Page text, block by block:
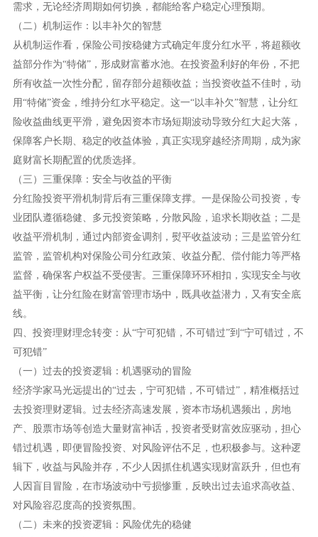
需求，无论经济周期如何切换，都能给客户稳定心理预期。
（二）机制运作：以丰补欠的智慧
从机制运作看，保险公司按稳健方式确定年度分红水平，将超额收
益部分作为“特储”，形成财富蓄水池。在投资盈利好的年份，不把
所有收益一次性分配，留存部分超额收益；当投资收益不佳时，动
用“特储”资金，维持分红水平稳定。这一“以丰补欠”智慧，让分红
险收益曲线更平滑，避免因资本市场短期波动导致分红大起大落，
保障客户长期、稳定的收益体验，真正实现穿越经济周期，成为家
庭财富长期配置的优质选择。
（三）三重保障：安全与收益的平衡
分红险投资平滑机制背后有三重保障支撑。一是保险公司投资，专
业团队遵循稳健、多元投资策略，分散风险，追求长期收益；二是
收益平滑机制，通过内部资金调剂，熨平收益波动；三是监管分红
监管，监管机构对保险公司分红政策、收益分配、偿付能力等严格
监督，确保客户权益不受侵害。三重保障环环相扣，实现安全与收
益平衡，让分红险在财富管理市场中，既具收益潜力，又有安全底
线。
四、投资理财理念转变：从“宁可犯错，不可错过”到“宁可错过，不
可犯错”
（一）过去的投资逻辑：机遇驱动的冒险
经济学家马光远提出的“过去，宁可犯错，不可错过”，精准概括过
去投资理财逻辑。过去经济高速发展，资本市场机遇频出，房地
产、股票市场等创造大量财富神话，投资者受财富效应驱动，担心
错过机遇，即便冒险投资、对风险评估不足，也积极参与。这种逻
辑下，收益与风险并存，不少人因抓住机遇实现财富跃升，但也有
人因盲目冒险，在市场波动中亏损惨重，反映出过去追求高收益、
对风险容忍度高的投资氛围。
（二）未来的投资逻辑：风险优先的稳健